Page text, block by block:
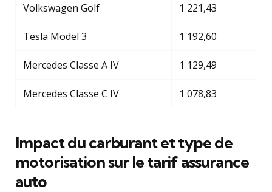
Volkswagen Golf 1 221,43
Tesla Model 3 1 192,60
Mercedes Classe A IV 1 129,49
Mercedes Classe C IV 1 078,83
Impact du carburant et type de
motorisation sur le tarif assurance
auto